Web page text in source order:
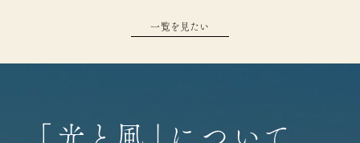
一覧を見たい